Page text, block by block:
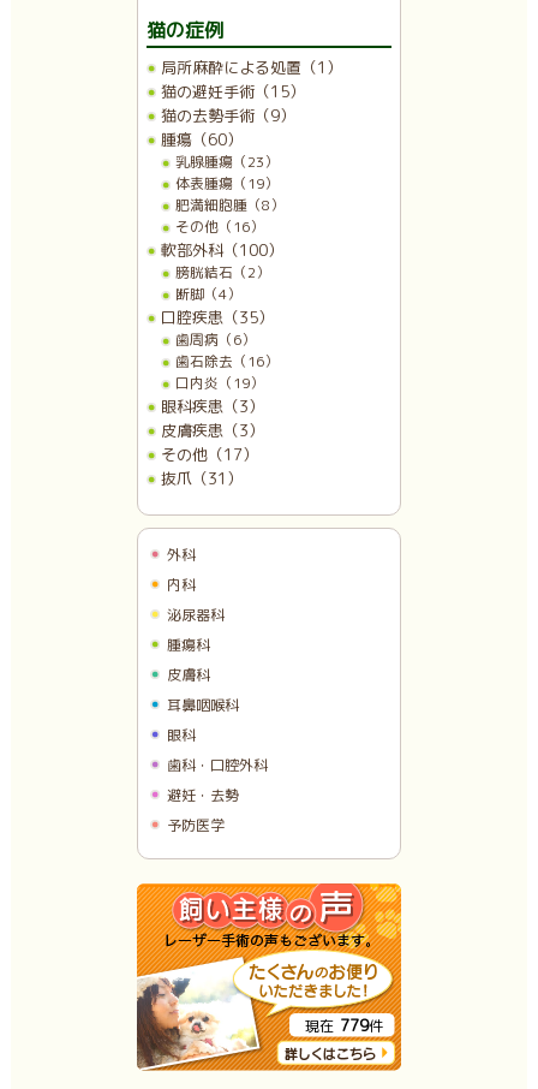
猫の症例
局所麻酔による処置（1）
猫の避妊手術（15）
猫の去勢手術（9）
腫瘍（60）
乳腺腫瘍（23）
体表腫瘍（19）
肥満細胞腫（8）
その他（16）
軟部外科（100）
膀胱結石（2）
断脚（4）
口腔疾患（35）
歯周病（6）
歯石除去（16）
口内炎（19）
眼科疾患（3）
皮膚疾患（3）
その他（17）
抜爪（31）
外科
内科
泌尿器科
腫瘍科
皮膚科
耳鼻咽喉科
眼科
歯科・口腔外科
避妊・去勢
予防医学
現在 779件